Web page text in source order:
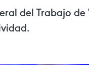
del Trabajo